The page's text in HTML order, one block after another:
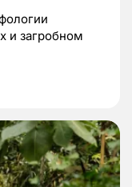
и загробном